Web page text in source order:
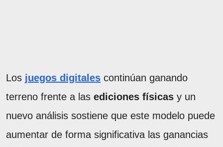
Los juegos digitales continúan ganando
terreno frente a las ediciones físicas y un
nuevo análisis sostiene que este modelo puede
aumentar de forma significativa las ganancias